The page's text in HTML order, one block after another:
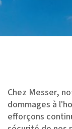
Chez Messer,
dommages à
efforçons